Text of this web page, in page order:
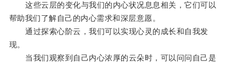
这些云层的变化与我们的内心状况息息相关，它们可以
帮助我们了解自己的内心需求和深层意愿。
通过探索心阶云，我们可以实现心灵的成长和自我发
现。
当我们观察到自己内心浓厚的云朵时，可以问问自己是